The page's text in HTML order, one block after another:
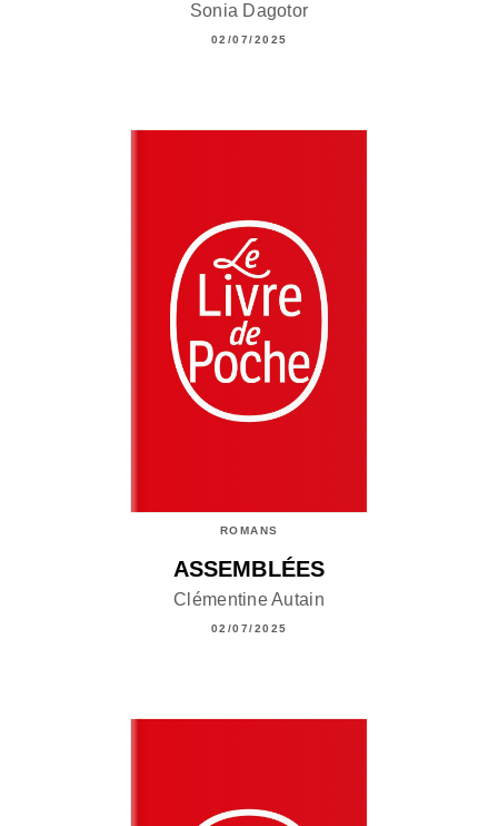
Sonia Dagotor
02/07/2025
ROMANS
ASSEMBLÉES
Clémentine Autain
02/07/2025